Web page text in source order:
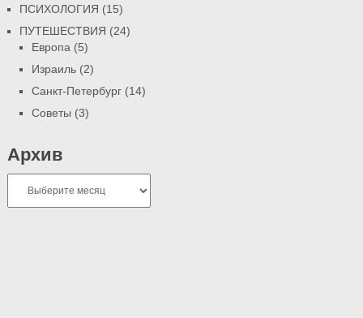
ПСИХОЛОГИЯ (15)
ПУТЕШЕСТВИЯ (24)
Европа (5)
Израиль(2)
Санкт-Петербург(14)
Советы (3)
Архив